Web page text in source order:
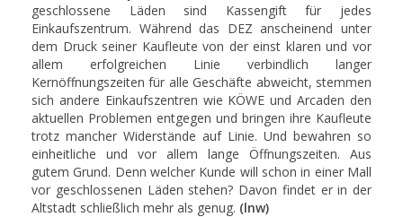
geschlossene Läden sind Kassengift für jedes
Einkaufszentrum. Während das DEZ anscheinend unter
dem Druck seiner Kaufleute von der einst klaren und vor
allem erfolgreichen Linie verbindlich langer
Kernöffnungszeiten für alle Geschäfte abweicht, stemmen
sich andere Einkaufszentren wie KÖWE und Arcaden den
aktuellen Problemen entgegen und bringen ihre Kaufleute
trotz mancher Widerstände auf Linie. Und bewahren so
einheitliche und vor allem lange Öffnungszeiten. Aus
gutem Grund. Denn welcher Kunde will schon in einer Mall
vor geschlossenen Läden stehen? Davon findet er in der
Altstadt schließlich mehr als genug. (lnw)